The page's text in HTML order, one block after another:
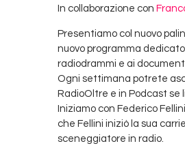
In collaborazione con
Presentiamo col nuovo
nuovo programma
radiodrammi e ai
Ogni settimana potrete
RadioOltre e in Podcast se
Iniziamo con Federico
che Fellini iniziò la sua
sceneggiatore in radio.